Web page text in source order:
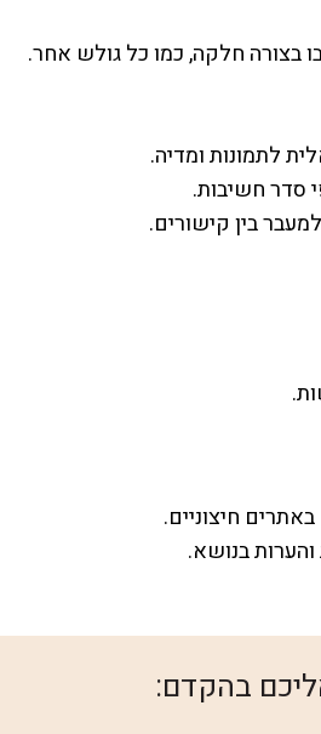
בצורה חלקה, כמו כל גולש אחר.
לתמונות ומדיה.
חיצוניים.
בנושא.
בהקדם: